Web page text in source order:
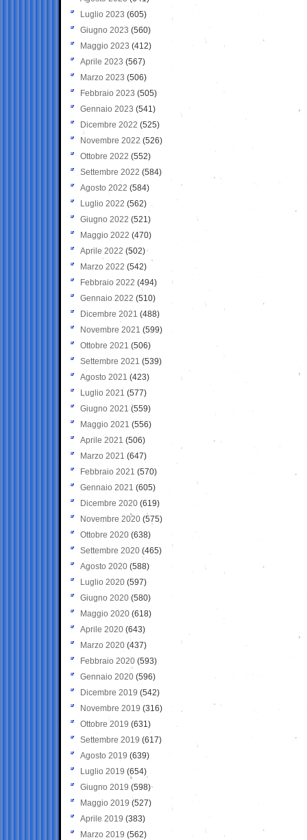
Luglio 2023 (605)
Giugno 2023 (560)
Maggio 2023 (412)
Aprile 2023 (567)
Marzo 2023 (506)
Febbraio 2023 (505)
Gennaio 2023 (541)
Dicembre 2022 (525)
Novembre 2022 (526)
Ottobre 2022 (552)
Settembre 2022 (584)
Agosto 2022 (584)
Luglio 2022 (562)
Giugno 2022 (521)
Maggio 2022 (470)
Aprile 2022 (502)
Marzo 2022 (542)
Febbraio 2022 (494)
Gennaio 2022 (510)
Dicembre 2021 (488)
Novembre 2021 (599)
Ottobre 2021 (506)
Settembre 2021 (539)
Agosto 2021 (423)
Luglio 2021 (577)
Giugno 2021(559)
Maggio 2021 (556)
Aprile 2021 (506)
Marzo 2021 (647)
Febbraio 2021 (570)
Gennaio 2021 (605)
Dicembre 2020 (619)
Novembre 2020 (575)
Ottobre 2020 (638)
Settembre 2020(465)
Agosto 2020 (588)
Luglio 2020 (597)
Giugno 2020 (580)
Maggio 2020 (618)
Aprile 2020 (643)
Marzo 2020 (437)
Febbraio 2020 (593)
Gennaio 2020 (596)
Dicembre 2019 (542)
Novembre 2019 (316)
Ottobre 2019 (631)
Settembre 2019 (617)
Agosto 2019 (639)
Luglio 2019 (654)
Giugno 2019 (598)
Maggio 2019 (527)
Aprile 2019 (383)
Marzo 2019 (562)